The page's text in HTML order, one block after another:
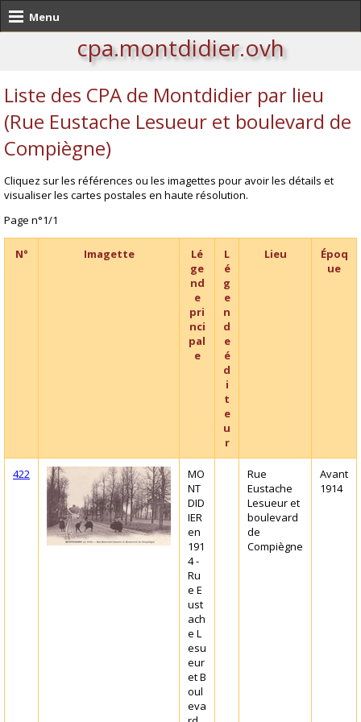
Menu
cpa.montdidier.ovh
Liste des CPA de Montdidier par lieu
(Rue Eustache Lesueur et boulevard de
Compiègne)
Cliquez sur les références ou les imagettes pour avoir les détails et
visualiser les cartes postales en haute résolution.
Page n°1/1
N° Imagette
Lé
ge
nd
e
pri
nci
pal
e
L
é
g
e
n
d
e
é
d
i
t
e
u
r
Lieu
Époq
ue
422
MO
NT
DID
IER
en
191
4 -
Ru
e E
ust
ach
e L
esu
eur
et B
oul
eva
Rue
Eustache
Lesueur et
boulevard
de
Compiègne
Avant
1914